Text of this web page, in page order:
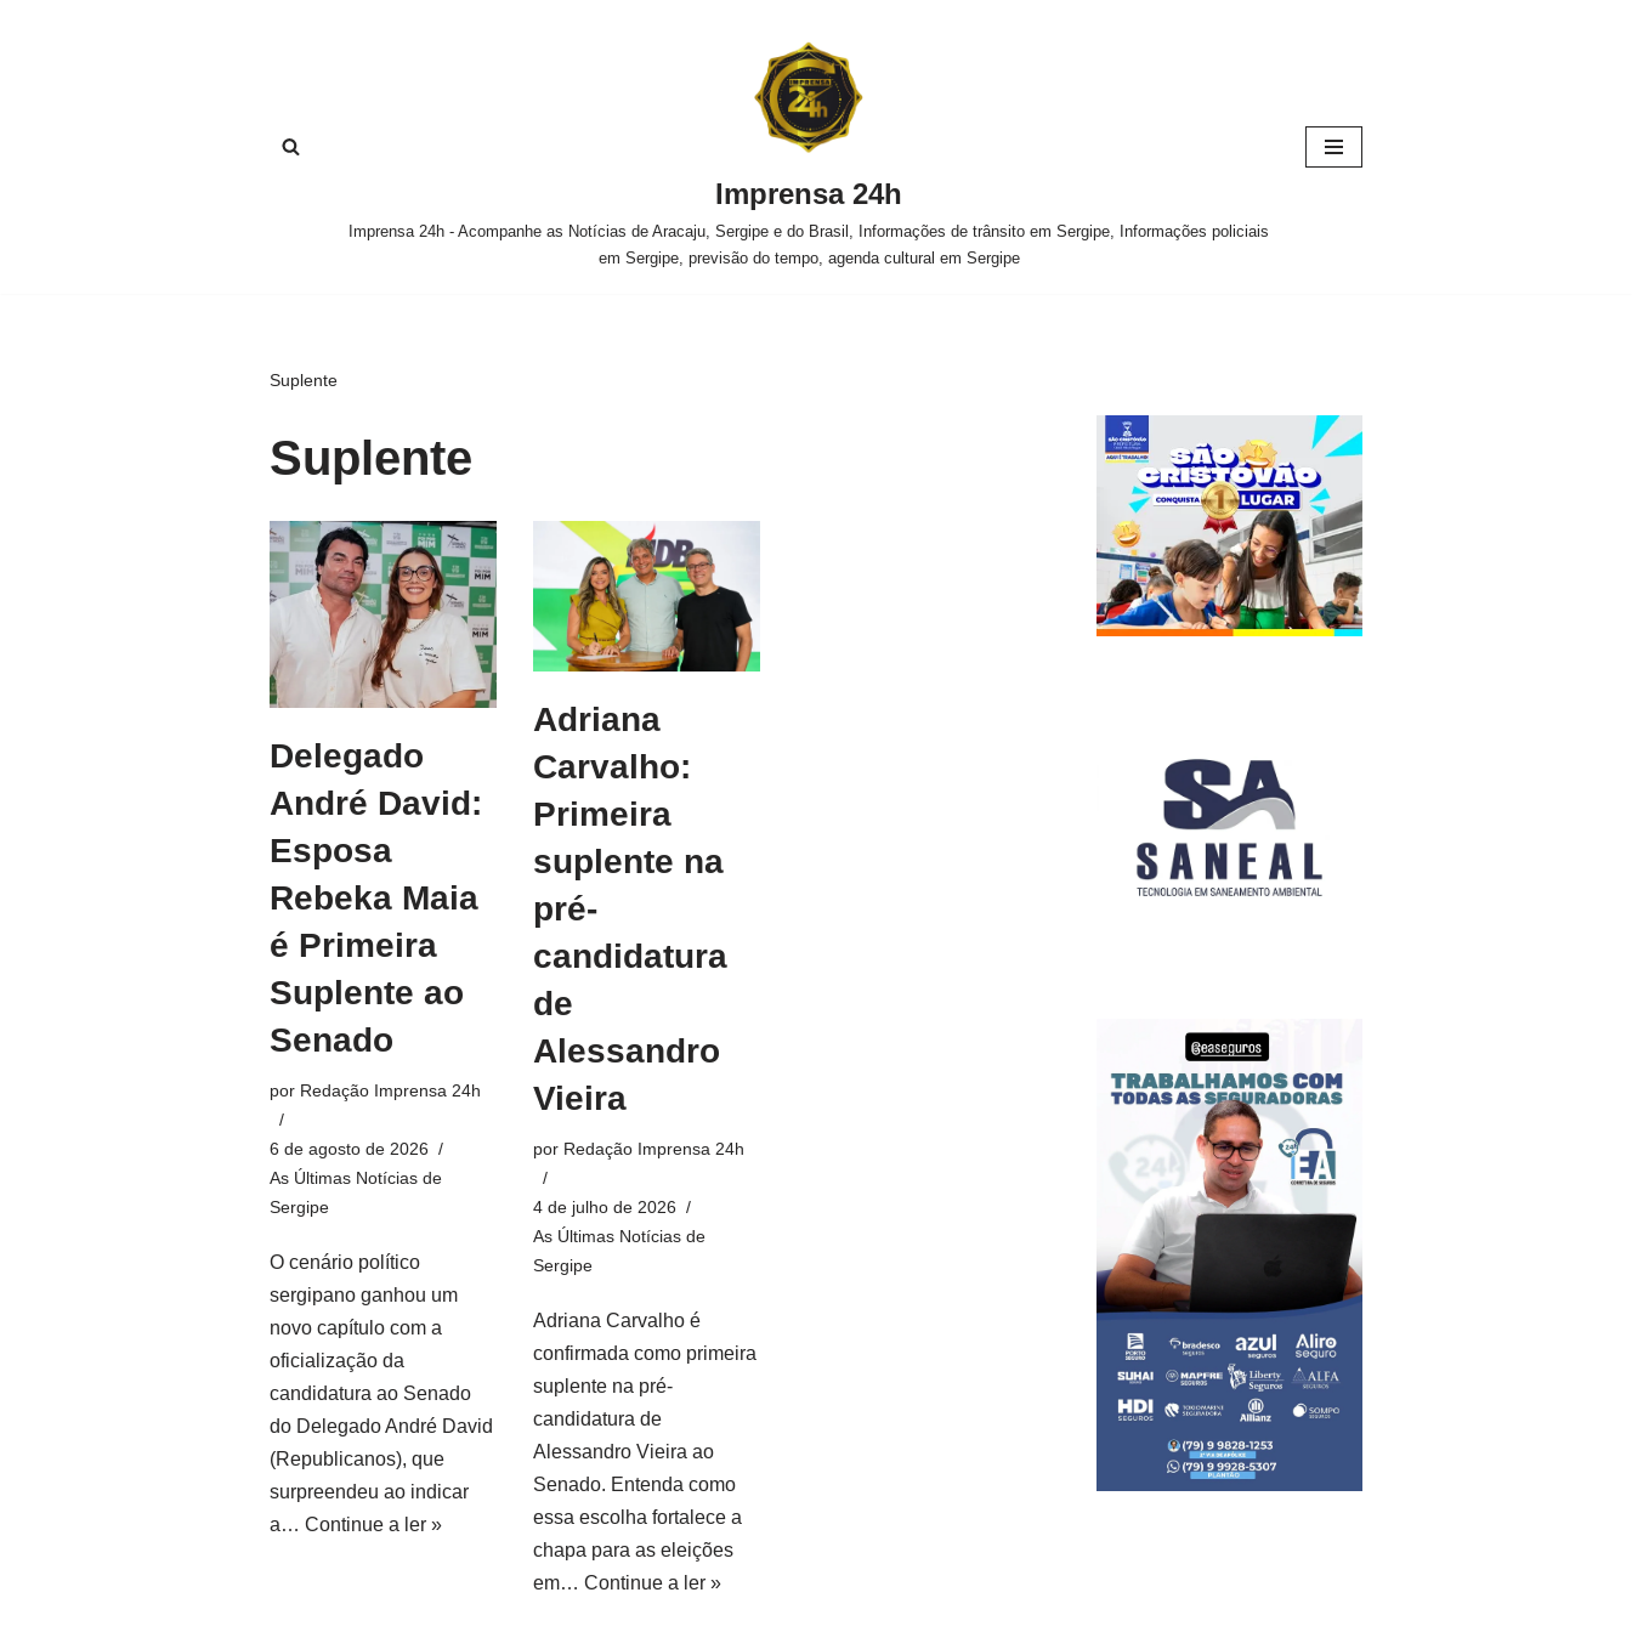
Imprensa 24h
Imprensa 24h - Acompanhe as Notícias de Aracaju, Sergipe e do Brasil, Informações de trânsito em Sergipe, Informações policiais
em Sergipe, previsão do tempo, agenda cultural em Sergipe
Suplente
Suplente
Delegado
André David:
Esposa
Rebeka Maia
é Primeira
Suplente ao
Senado
por Redação Imprensa 24h
6 de agosto de 2026
As Últimas Notícias de
Sergipe
O cenário político
sergipano ganhou um
novo capítulo com a
oficialização da
candidatura ao Senado
do Delegado André David
(Republicanos), que
surpreendeu ao indicar
a… Continue a ler »
Adriana
Carvalho:
Primeira
suplente na
pré-
candidatura
de
Alessandro
Vieira
por Redação Imprensa 24h
4 de julho de 2026
As Últimas Notícias de
Sergipe
Adriana Carvalho é
confirmada como primeira
suplente na pré-
candidatura de
Alessandro Vieira ao
Senado. Entenda como
essa escolha fortalece a
chapa para as eleições
em… Continue a ler »